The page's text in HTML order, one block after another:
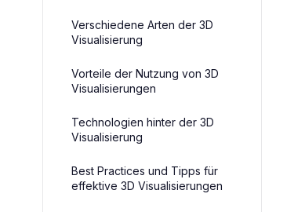
Verschiedene Arten der 3D
Visualisierung
Vorteile der Nutzung von 3D
Visualisierungen
Technologien hinter der 3D
Visualisierung
Best Practices und Tipps für
effektive 3D Visualisierungen